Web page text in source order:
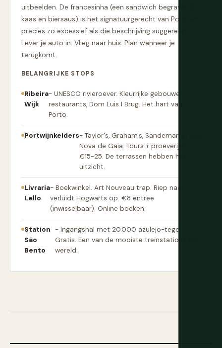
uitbeelden. De francesinha (een sandwich begraven in
kaas en biersaus) is het signatuurgerecht van Porto en
precies zo excessief als die beschrijving suggereert.
Lever je auto in. Vlieg naar huis. Plan wanneer je
terugkomt.
BELANGRIJKE STOPS
Ribeira
Wijk
- UNESCO rivieroever. Kleurrijke gebouwen,
restaurants, Dom Luis I Brug. Het hart van
Porto.
Portwijnkelders- Taylor's, Graham's, Sandeman in Vila
Nova de Gaia. Tours + proeverijen
€15-25. De terrassen hebben het
uitzicht.
Livraria
Lello
- Boekwinkel. Art Nouveau trap. Riep naar
verluidt Hogwarts op. €8 entree
(inwisselbaar). Online boeken.
Station
São
Bento
- Ingangshal met 20.000 azulejo-tegels.
Gratis. Een van de mooiste treinstations ter
wereld.